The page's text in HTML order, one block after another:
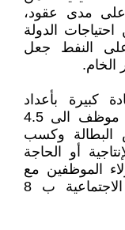
على مدى عقود،
الدولة
على النفط جعل
الخام.
كبيرة بأعداد
الموظفين ،اذ ارتفع العدد من مليون موظف الى 4.5
وكسب
أو الحاجة
الموظفين مع
رواتب المتقاعدين ورواتب الرعاية الاجتماعية ب 8